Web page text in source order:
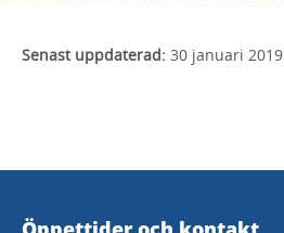
Senast uppdaterad: 30 januari 2019